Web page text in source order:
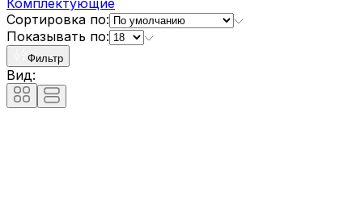
Сортировка по:
Показывать по:
Фильтр
Вид: